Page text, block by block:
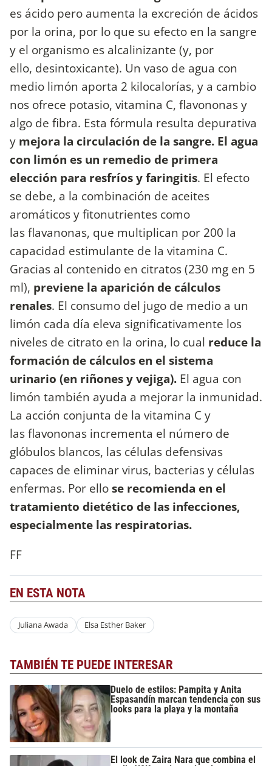
es ácido pero aumenta la excreción de ácidos
por la orina, por lo que su efecto en la sangre
y el organismo es alcalinizante (y, por
ello, desintoxicante). Un vaso de agua con
medio limón aporta 2 kilocalorías, y a cambio
nos ofrece potasio, vitamina C, flavononas y
algo de fibra. Esta fórmula resulta depurativa
y mejora la circulación de la sangre. El agua
con limón es un remedio de primera
elección para resfríos y faringitis. El efecto
se debe, a la combinación de aceites
aromáticos y fitonutrientes como
las flavanonas, que multiplican por 200 la
capacidad estimulante de la vitamina C.
Gracias al contenido en citratos (230 mg en 5
ml), previene la aparición de cálculos
renales. El consumo del jugo de medio a un
limón cada día eleva significativamente los
niveles de citrato en la orina, lo cual reduce la
formación de cálculos en el sistema
urinario (en riñones y vejiga). El agua con
limón también ayuda a mejorar la inmunidad.
La acción conjunta de la vitamina C y
las flavononas incrementa el número de
glóbulos blancos, las células defensivas
capaces de eliminar virus, bacterias y células
enfermas. Por ellose recomienda en el
tratamiento dietético de las infecciones,
especialmente las respiratorias.
FF
EN ESTA NOTA
Juliana Awada Elsa Esther Baker
TAMBIÉN TE PUEDE INTERESAR
Duelo de estilos: Pampita y Anita
Espasandín marcan tendencia con sus
looks para la playa y la montaña
El look de Zaira Nara que combina el